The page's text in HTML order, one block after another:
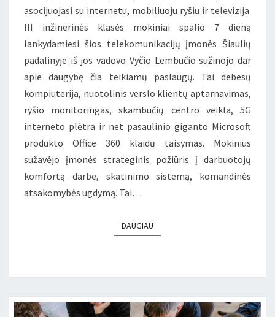
asocijuojasi su internetu, mobiliuoju ryšiu ir televizija.
III inžinerinės klasės mokiniai spalio 7 dieną
lankydamiesi šios telekomunikacijų įmonės Šiaulių
padalinyje iš jos vadovo Vyčio Lembučio sužinojo dar
apie daugybę čia teikiamų paslaugų. Tai debesų
kompiuterija, nuotolinis verslo klientų aptarnavimas,
ryšio monitoringas, skambučių centro veikla, 5G
interneto plėtra ir net pasaulinio giganto Microsoft
produkto Office 360 klaidų taisymas. Mokinius
sužavėjo įmonės strateginis požiūris į darbuotojų
komfortą darbe, skatinimo sistemą, komandinės
atsakomybės ugdymą. Tai…
DAUGIAU